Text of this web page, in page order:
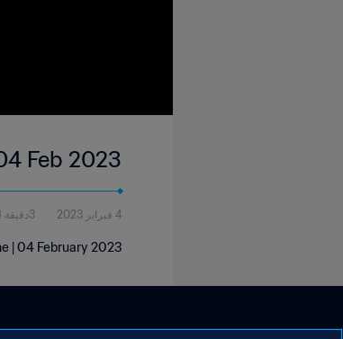
Feb 2023
4 فبراير 2023 3دقيقة 8ثانية
| 04 February 2023